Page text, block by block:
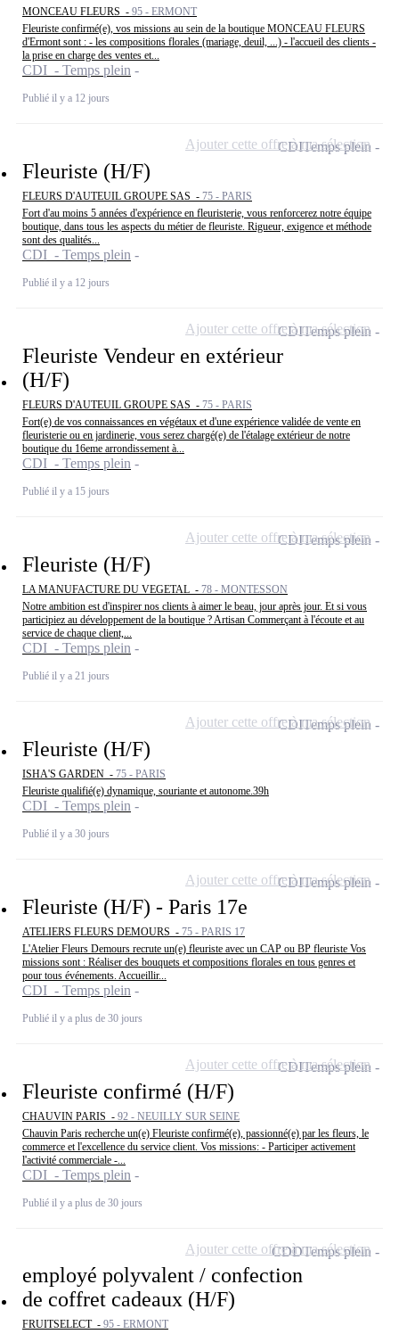
MONCEAU FLEURS - 95 - ERMONT
Fleuriste confirmé(e), vos missions au sein de la boutique MONCEAU FLEURS
d'Ermont sont : - les compositions florales (mariage, deuil, ...) - l'accueil des clients -
la prise en charge des ventes et...
CDI - Temps plein
Publié il y a 12 jours
Fleuriste (H/F)
FLEURS D'AUTEUIL GROUPE SAS - 75 - PARIS
Fort d'au moins 5 années d'expérience en fleuristerie, vous renforcerez notre équipe
boutique, dans tous les aspects du métier de fleuriste. Rigueur, exigence et méthode
sont des qualités...
CDI - Temps plein
Publié il y a 12 jours
CDITemps plein
Ajouter cette offre à ma sélection
Fleuriste Vendeur en extérieur
(H/F)
FLEURS D'AUTEUIL GROUPE SAS - 75 - PARIS
Fort(e) de vos connaissances en végétaux et d'une expérience validée de vente en
fleuristerie ou en jardinerie, vous serez chargé(e) de l'étalage extérieur de notre
boutique du 16eme arrondissement à...
CDI - Temps plein
Publié il y a 15 jours
CDITemps plein
Ajouter cette offre à ma sélection
Fleuriste (H/F)
LA MANUFACTURE DU VEGETAL - 78 - MONTESSON
Notre ambition est d'inspirer nos clients à aimer le beau, jour après jour. Et si vous
participiez au développement de la boutique ? Artisan Commerçant à l'écoute et au
service de chaque client,...
CDI - Temps plein
Publié il y a 21 jours
CDITemps plein
Ajouter cette offre à ma sélection
Fleuriste (H/F)
ISHA'S GARDEN - 75 - PARIS
Fleuriste qualifié(e) dynamique, souriante et autonome.39h
CDI - Temps plein
Publié il y a 30 jours
CDITemps plein
Ajouter cette offre à ma sélection
Fleuriste (H/F) - Paris 17e
ATELIERS FLEURS DEMOURS - 75 - PARIS 17
L'Atelier Fleurs Demours recrute un(e) fleuriste avec un CAP ou BP fleuriste Vos
missions sont : Réaliser des bouquets et compositions florales en tous genres et
pour tous événements. Accueillir...
CDI - Temps plein
Publié il y a plus de 30 jours
CDITemps plein
Ajouter cette offre à ma sélection
Fleuriste confirmé (H/F)
CHAUVIN PARIS - 92 - NEUILLY SUR SEINE
Chauvin Paris recherche un(e) Fleuriste confirmé(e), passionné(e) par les fleurs, le
commerce et l'excellence du service client. Vos missions: - Participer activement
l'activité commerciale -...
CDI - Temps plein
Publié il y a plus de 30 jours
CDITemps plein
Ajouter cette offre à ma sélection
employé polyvalent / confection
de coffret cadeaux (H/F)
FRUITSELECT - 95 - ERMONT
CDDTemps plein
Ajouter cette offre à ma sélection